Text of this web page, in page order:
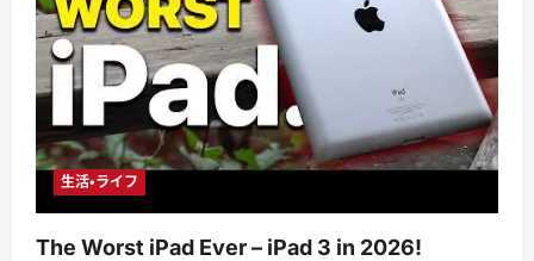
生活・ライフ
The Worst iPad Ever – iPad 3 in 2026!